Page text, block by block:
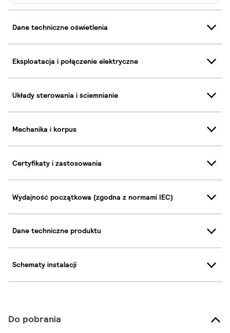
Dane techniczne oświetlenia
Eksploatacja i połączenie elektryczne
Układy sterowania i ściemnianie
Mechanika i korpus
Certyfikaty i zastosowania
Wydajność początkowa (zgodna z normami IEC)
Dane techniczne produktu
Schematy instalacji
Do pobrania